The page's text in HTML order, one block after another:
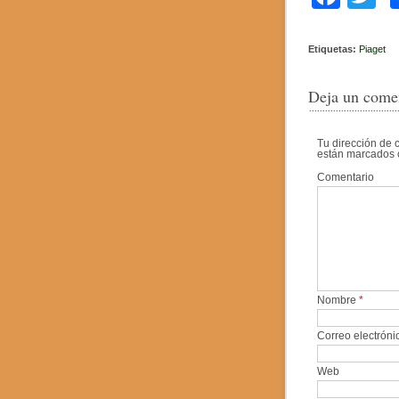
c
b
o
o
k
tt
Etiquetas: Piaget
Deja un
Tu dirección de
están marcados
Comentario
Nombre *
Correo
Web